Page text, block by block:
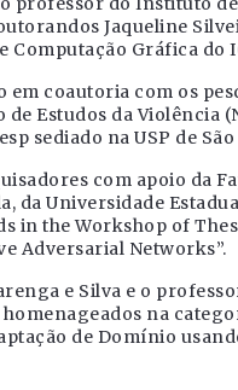
Jaqueline
Computação Gráfica do
em coautoria com os
de Estudos da Violência
sediado na USP de
com apoio da
da Universidade
in the Workshop of
Adversarial Networks”.
e Silva e o
na
de Domínio